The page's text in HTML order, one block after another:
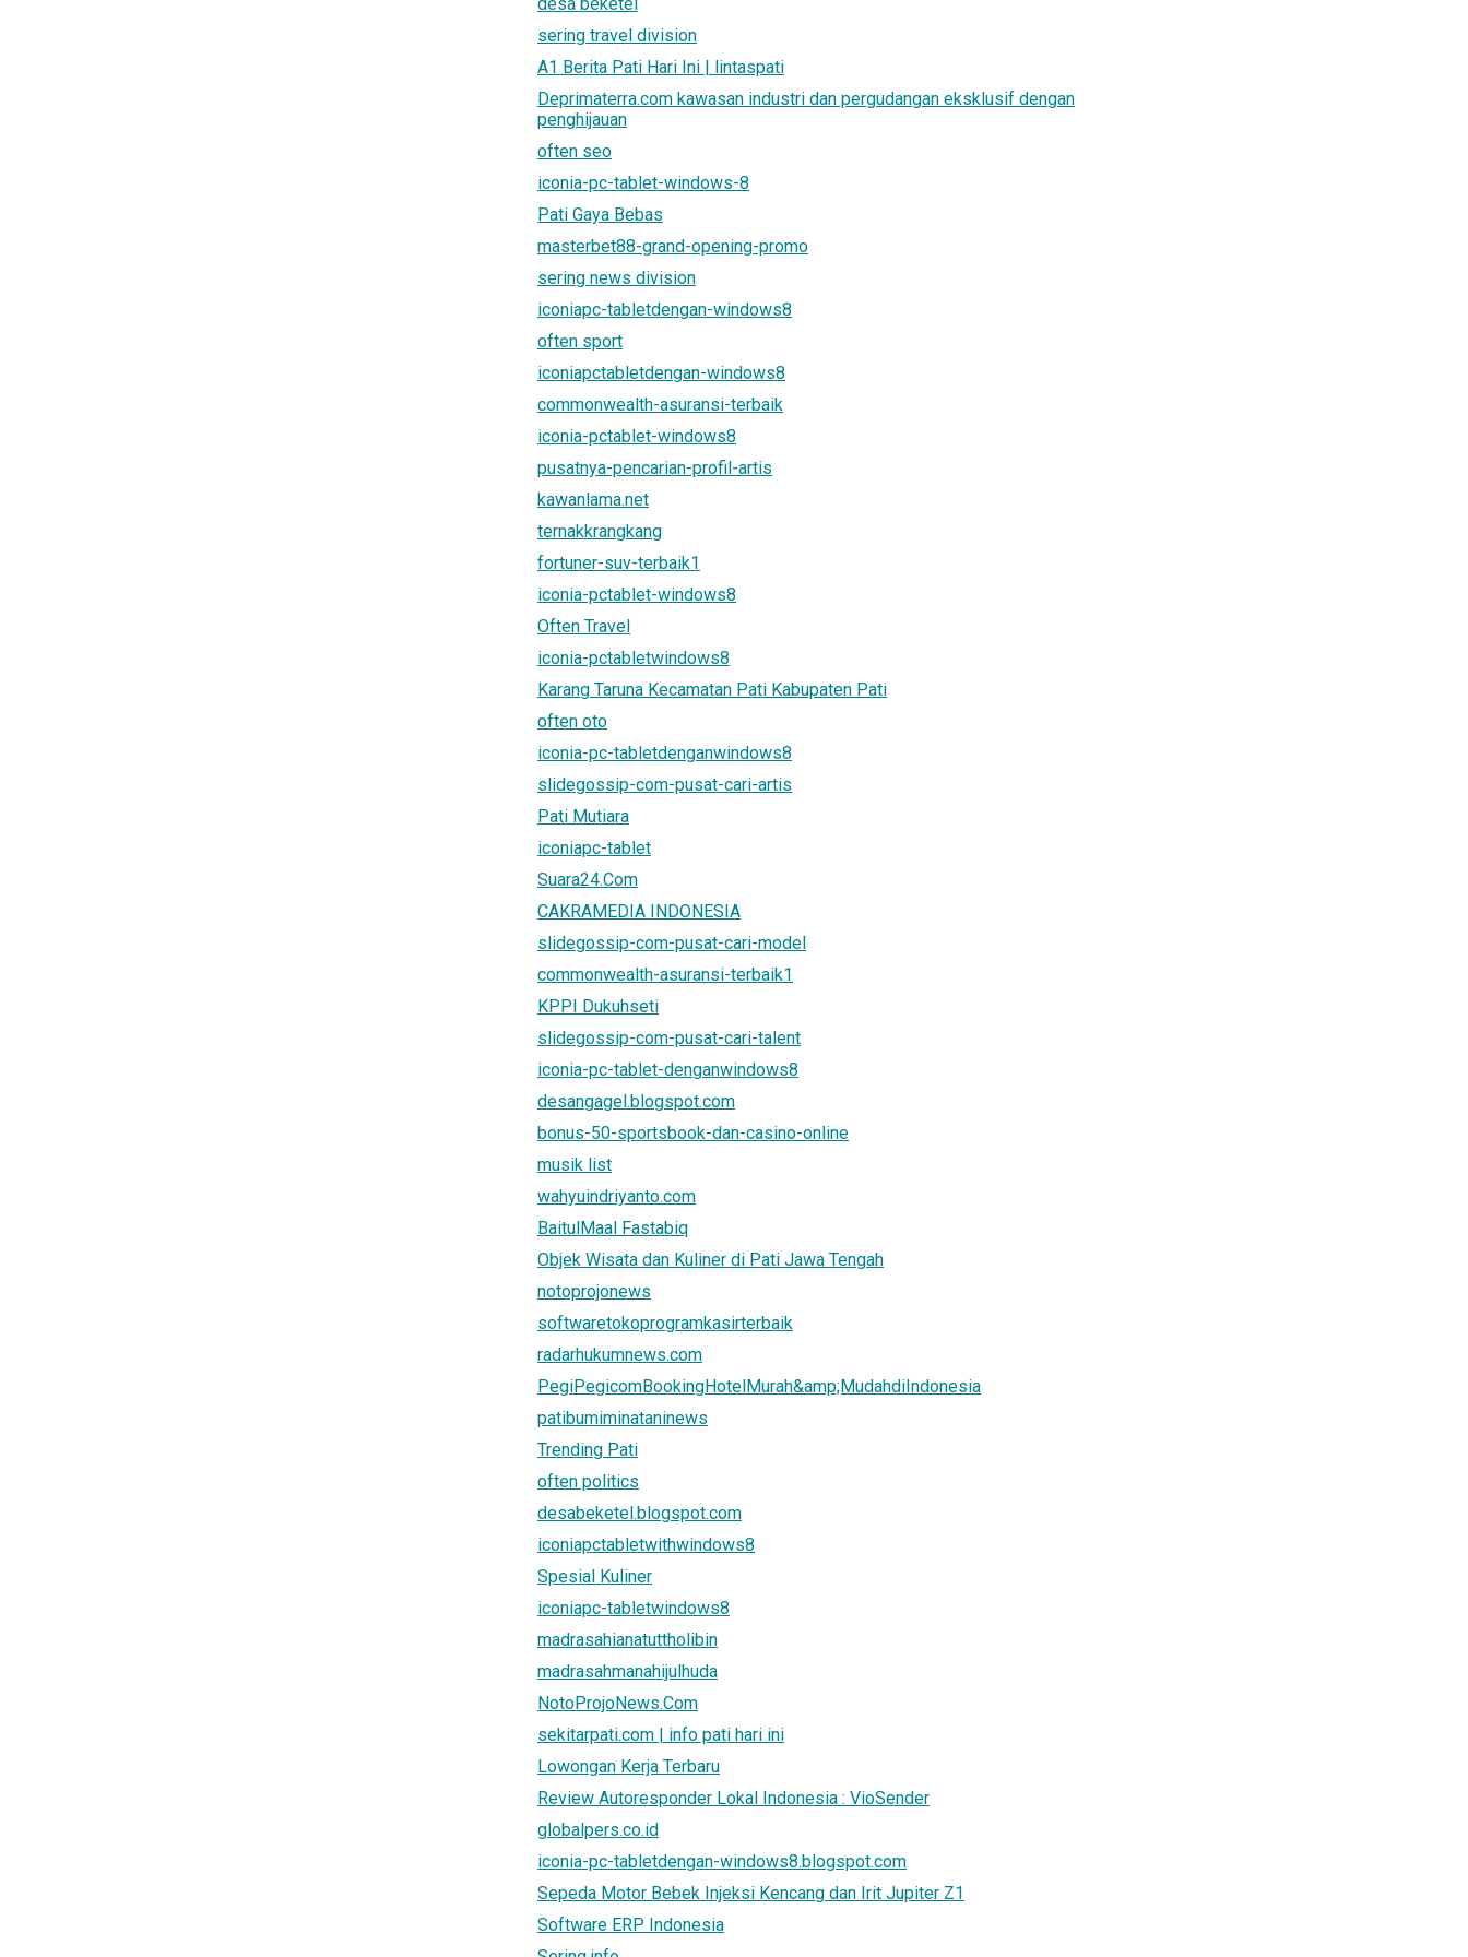
sering travel division
A1 Berita Pati Hari Ini | lintaspati
Deprimaterra.com kawasan industri dan pergudangan eksklusif dengan
penghijauan
often seo
iconia-pc-tablet-windows-8
Pati Gaya Bebas
masterbet88-grand-opening-promo
sering news division
iconiapc-tabletdengan-windows8
often sport
iconiapctabletdengan-windows8
commonwealth-asuransi-terbaik
iconia-pctablet-windows8
pusatnya-pencarian-profil-artis
kawanlama.net
ternakkrangkang
fortuner-suv-terbaik1
iconia-pctablet-windows8
Often Travel
iconia-pctabletwindows8
Karang Taruna Kecamatan Pati Kabupaten Pati
often oto
iconia-pc-tabletdenganwindows8
slidegossip-com-pusat-cari-artis
Pati Mutiara
iconiapc-tablet
Suara24.Com
CAKRAMEDIA INDONESIA
slidegossip-com-pusat-cari-model
commonwealth-asuransi-terbaik1
KPPI Dukuhseti
slidegossip-com-pusat-cari-talent
iconia-pc-tablet-denganwindows8
desangagel.blogspot.com
bonus-50-sportsbook-dan-casino-online
musik list
wahyuindriyanto.com
BaitulMaal Fastabiq
Objek Wisata dan Kuliner di Pati Jawa Tengah
notoprojonews
softwaretokoprogramkasirterbaik
radarhukumnews.com
PegiPegicomBookingHotelMurah&amp;MudahdiIndonesia
patibumiminataninews
Trending Pati
often politics
desabeketel.blogspot.com
iconiapctabletwithwindows8
Spesial Kuliner
iconiapc-tabletwindows8
madrasahianatuttholibin
madrasahmanahijulhuda
NotoProjoNews.Com
sekitarpati.com | info pati hari ini
Lowongan Kerja Terbaru
Review Autoresponder Lokal Indonesia : VioSender
globalpers.co.id
iconia-pc-tabletdengan-windows8.blogspot.com
Sepeda Motor Bebek Injeksi Kencang dan Irit Jupiter Z1
Software ERP Indonesia